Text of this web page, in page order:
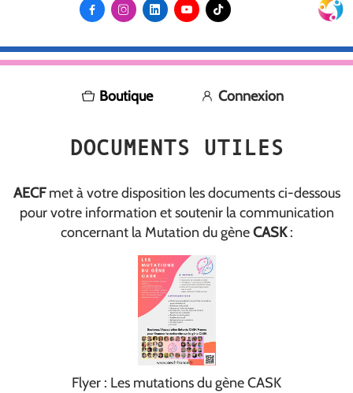
    
Boutique Connexion
DOCUMENTS UTILES
AECFmet à votre disposition les documents ci-dessous
pour votre information et soutenir la communication
concernant la Mutation du gèneCASK:
Flyer : Les mutations du gène CASK